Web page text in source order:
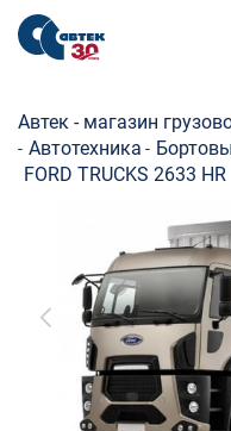
Автек - магазин
- Автотехника -
FORD TRUCKS 2633 HR